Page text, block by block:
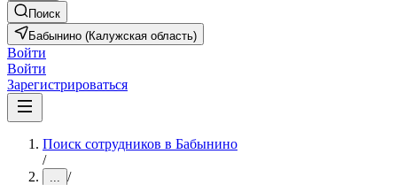
Поиск
Бабынино (Калужская область)
Войти
Войти
Зарегистрироваться
Поиск сотрудников в Бабынино
/
... /